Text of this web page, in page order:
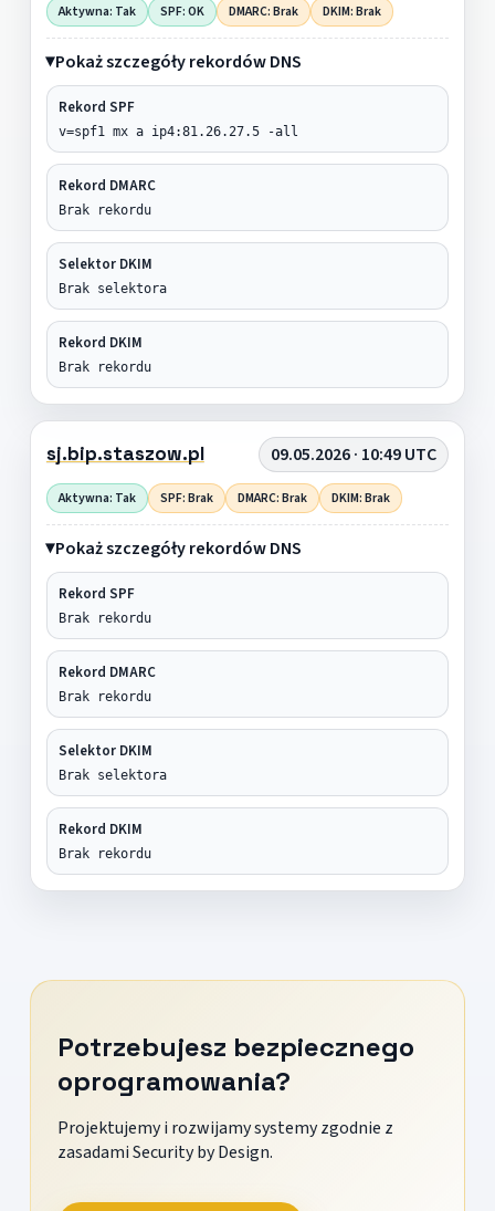
Aktywna: Tak SPF: OK DMARC: Brak DKIM: Brak
Pokaż szczegóły rekordów DNS
Rekord SPF
v=spf1 mx a ip4:81.26.27.5 -all
Rekord DMARC
Brak rekordu
Selektor DKIM
Brak selektora
Rekord DKIM
Brak rekordu
sj.bip.staszow.pl 09.05.2026 · 10:49 UTC
Aktywna: Tak SPF: Brak DMARC: Brak DKIM: Brak
Pokaż szczegóły rekordów DNS
Rekord SPF
Brak rekordu
Rekord DMARC
Brak rekordu
Selektor DKIM
Brak selektora
Rekord DKIM
Brak rekordu
Potrzebujesz bezpiecznego
oprogramowania?
Projektujemy i rozwijamy systemy zgodnie z
zasadami Security by Design.